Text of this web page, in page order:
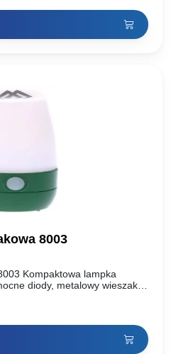
8003
Kompaktowa lampka
diody, metalowy wieszak i